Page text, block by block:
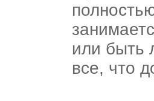
или быть
все, что